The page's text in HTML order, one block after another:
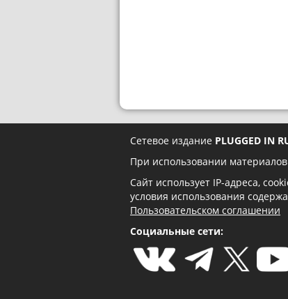
Сетевое издание PLUGGED IN
При использовании
Сайт использует IP-адреса,
условия использования
Пользовательском соглашении
Социальные сети: